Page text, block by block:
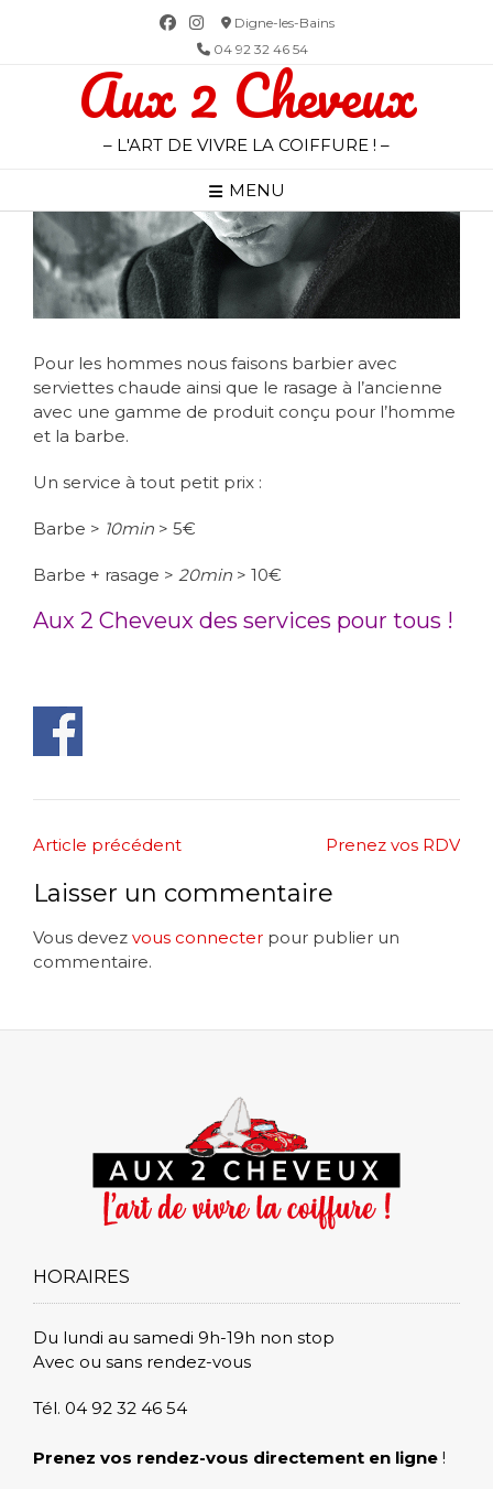
Digne-les-Bains
04 92 32 46 54
Aux 2 Cheveux
– L'ART DE VIVRE LA COIFFURE ! –
MENU
Pour les hommes nous faisons barbier avec
serviettes chaude ainsi que le rasage à l’ancienne
avec une gamme de produit conçu pour l’homme
et la barbe.
Un service à tout petit prix :
Barbe > 10min > 5€
Barbe + rasage > 20min > 10€
Aux 2 Cheveux des services pour tous !
Post
Article précédent Prenez vos RDV
Laisser un commentaire
Vous devez vous connecter pour publier un
commentaire.
HORAIRES
Du lundi au samedi 9h-19h non stop
Avec ou sans rendez-vous
Tél. 04 92 32 46 54
Prenez vos rendez-vous directement en ligne !